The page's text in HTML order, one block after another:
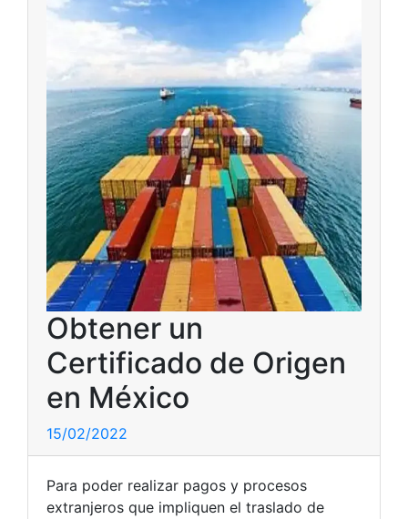
Obtener un
Certificado de Origen
en México
15/02/2022
Para poder realizar pagos y procesos
extranjeros que impliquen el traslado de